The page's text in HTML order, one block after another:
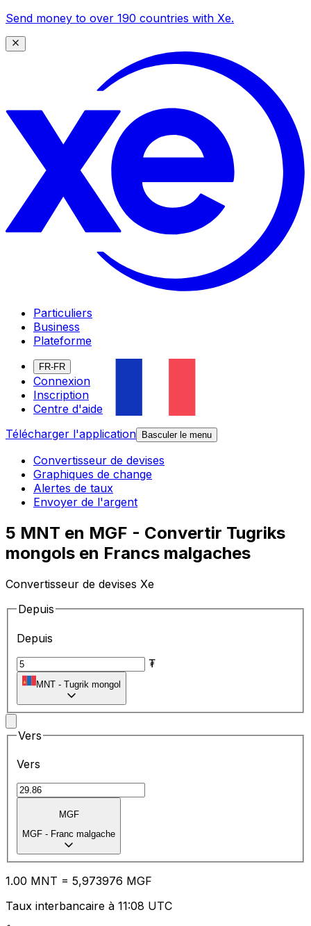
Send money to over 190 countries with Xe.
Particuliers
Business
Plateforme
FR-FR
Connexion
Inscription
Centre d'aide
Télécharger l'application
Basculer le menu
Convertisseur de devises
Graphiques de change
Alertes de taux
Envoyer de l'argent
5 MNT en MGF - Convertir Tugriks
mongols en Francs malgaches
Convertisseur de devises Xe
Depuis
Depuis
₮
MNT - Tugrik mongol
Vers
Vers
MGF
MGF - Franc malgache
1.00 MNT = 5,973976 MGF
Taux interbancaire à 11:08 UTC